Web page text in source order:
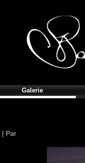
Galerie
| Par